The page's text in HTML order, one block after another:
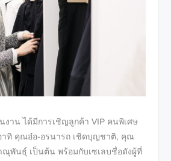
ด้มีการเชิญลูกค้า VIP คนพิเศษ
าทิ คุณอ๋อ-อรนารถ เชิดบุญชาติ, คุณ
พันธุ์ เป็นต้น พร้อมกับเซเลบชื่อดังผู้ที่